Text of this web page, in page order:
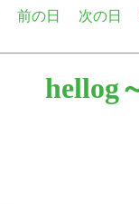
前の日 次の日
hellog